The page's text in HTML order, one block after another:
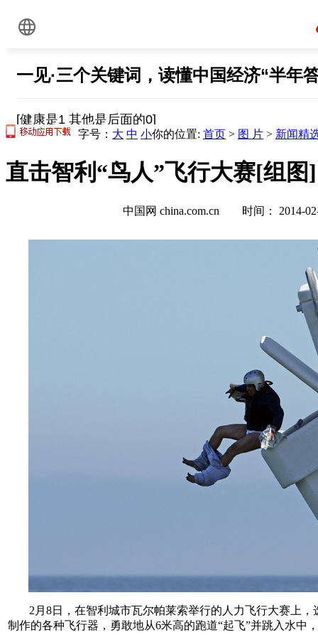
字号： 大 中 小你的位置: 首页 > 图 片 > 新闻精
直击智利“鸟人”飞行大赛[组图]
中国网 china.com.cn 时间：
2月8日，在智利城市瓦尔帕莱索举行的人力飞行大赛上
制作的各种飞行器，勇敢地从6米高的跑道“起飞”并跳入水中